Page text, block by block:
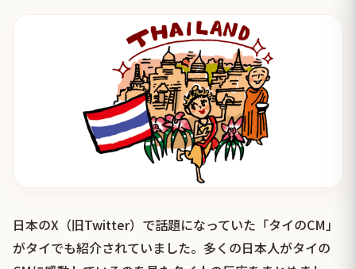
日本のX（旧Twitter）で話題になっていた「タイのCM」
がタイでも紹介されていました。多くの日本人がタイの